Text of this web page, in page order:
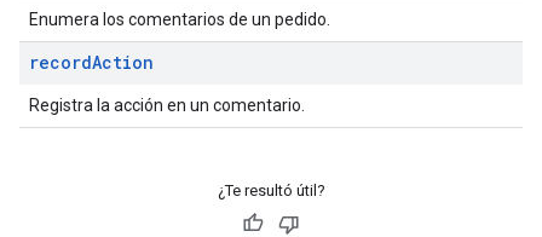
Enumera los comentarios de un pedido.
recordAction
Registra la acción en un comentario.
¿Te resultó útil?